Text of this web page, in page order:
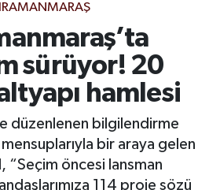
sürüyor! 20
hamlesi
düzenlenen bilgilendirme
mensuplarıyla bir araya gelen
“Seçim öncesi lansman
114 proje sözü
Trafik Yoğunluk Haritası
ve Fikstür